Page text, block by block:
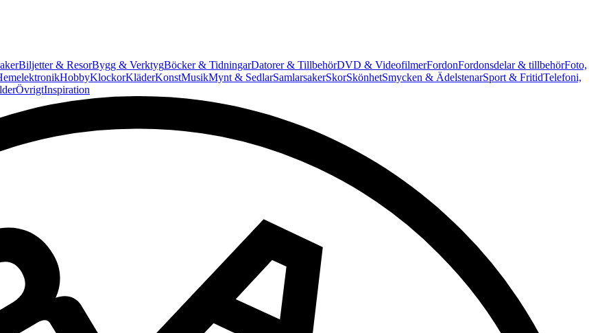
Biljetter & ResorBygg & VerktygBöcker & TidningarDatorer & TillbehörDVD & VideofilmerFordonFordonsdelar & tillbehörFoto,
HobbyKlockorKläderKonstMusikMynt & SedlarSamlarsakerSkorSkönhetSmycken & ÄdelstenarSport & FritidTelefoni,
ÖvrigtInspiration